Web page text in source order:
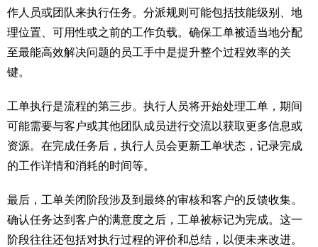
作人员或团队来执行任务。分派规则可能包括技能级别、地
理位置、可用性或之前的工作负载。确保工单被适当地分配
至最能高效解决问题的员工手中是提升整个过程效率的关
键。
工单执行是流程的第三步。执行人员将开始处理工单，期间
可能需要与客户或其他团队成员进行交流以获取更多信息或
资源。在完成任务后，执行人员会更新工单状态，记录完成
的工作详情和消耗的时间等。
最后，工单关闭阶段涉及到最终的审核和客户的反馈收集。
确认任务达到客户的满意度之后，工单被标记为完成。这一
阶段往往还包括对执行过程的评价和总结，以便未来改进。